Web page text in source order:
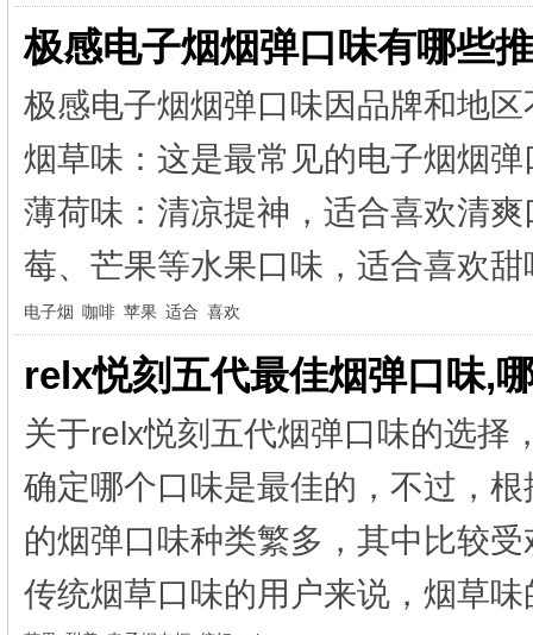
极感电子烟烟弹口味有哪些
极感电子烟烟弹口味因品牌和地
烟草味：这是最常见的电子烟烟
薄荷味：清凉提神，适合喜欢清
莓、芒果等水果口味，适合喜欢
电子烟 咖啡 苹果 适合 喜欢
relx悦刻五代最佳烟弹口味,
关于relx悦刻五代烟弹口味的选择
确定哪个口味是最佳的，不过，
的烟弹口味种类繁多，其中比较
传统烟草口味的用户来说，烟草